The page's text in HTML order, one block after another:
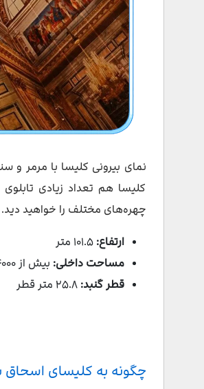
نمای بیرونی کلیسا با مرمر و
کلیسا هم تعداد زیادی
چهره‌های مختلف را خواهید دید. حتی
ارتفاع:۱۰۱.۵ متر
مساحت داخلی: بیش از ۴۰۰۰ متر مربع
قطر گنبد:۲۵.۸ متر قطر
چگونه به کلیسای اسحاق